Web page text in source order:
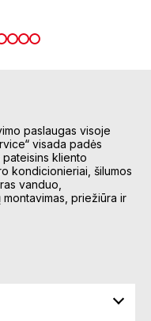
paslaugas visoje
visada padės
kliento
kondicionieriai, šilumos
vanduo,
priežiūra ir